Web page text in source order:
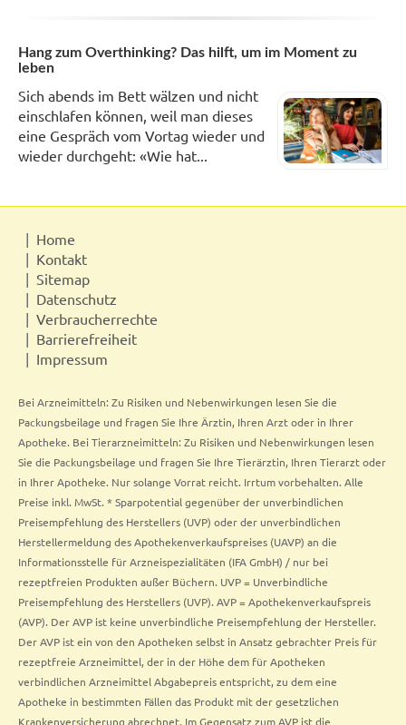
Hang zum Overthinking? Das hilft, um im Moment zu
leben
Sich abends im Bett wälzen und nicht
einschlafen können, weil man dieses
eine Gespräch vom Vortag wieder und
wieder durchgeht: «Wie hat...
Home
Kontakt
Sitemap
Datenschutz
Verbraucherrechte
Barrierefreiheit
Impressum
Bei Arzneimitteln: Zu Risiken und Nebenwirkungen lesen Sie die
Packungsbeilage und fragen Sie Ihre Ärztin, Ihren Arzt oder in Ihrer
Apotheke. Bei Tierarzneimitteln: Zu Risiken und Nebenwirkungen lesen
Sie die Packungsbeilage und fragen Sie Ihre Tierärztin, Ihren Tierarzt oder
in Ihrer Apotheke. Nur solange Vorrat reicht. Irrtum vorbehalten. Alle
Preise inkl. MwSt. * Sparpotential gegenüber der unverbindlichen
Preisempfehlung des Herstellers (UVP) oder der unverbindlichen
Herstellermeldung des Apothekenverkaufspreises (UAVP) an die
Informationsstelle für Arzneispezialitäten (IFA GmbH) / nur bei
rezeptfreien Produkten außer Büchern. UVP = Unverbindliche
Preisempfehlung des Herstellers (UVP). AVP = Apothekenverkaufspreis
(AVP). Der AVP ist keine unverbindliche Preisempfehlung der Hersteller.
Der AVP ist ein von den Apotheken selbst in Ansatz gebrachter Preis für
rezeptfreie Arzneimittel, der in der Höhe dem für Apotheken
verbindlichen Arzneimittel Abgabepreis entspricht, zu dem eine
Apotheke in bestimmten Fällen das Produkt mit der gesetzlichen
Krankenversicherung abrechnet. Im Gegensatz zum AVP ist die